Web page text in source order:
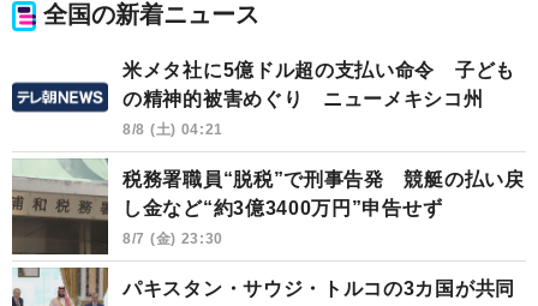
全国の新着ニュース
米メタ社に5億ドル超の支払い命令 子ども
の精神的被害めぐり ニューメキシコ州
8/8 (土) 04:21
税務署職員“脱税”で刑事告発 競艇の払い戻
し金など“約3億3400万円”申告せず
8/7 (金) 23:30
パキスタン・サウジ・トルコの3カ国が共同